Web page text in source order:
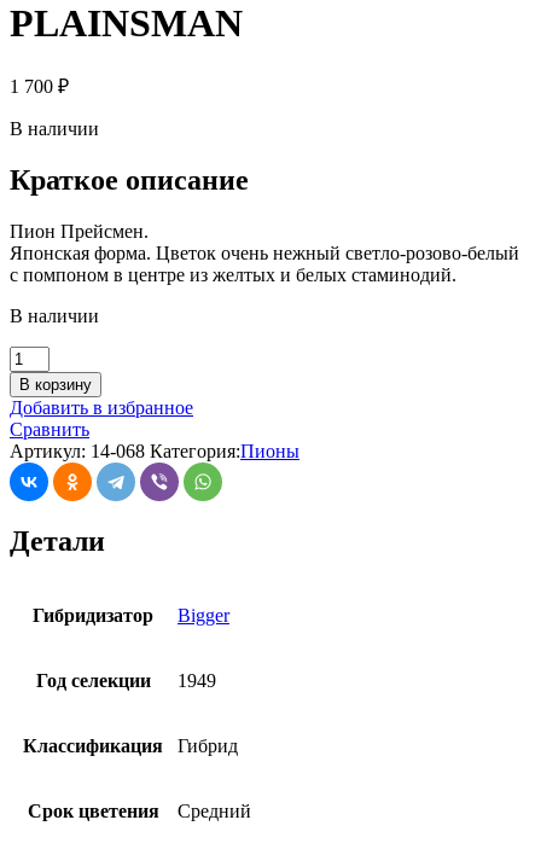
PLAINSMAN
1 700 ₽
В наличии
Краткое описание
Пион Прейсмен.
Японская форма. Цветок очень нежный светло-розово-белый
с помпоном в центре из желтых и белых стаминодий.
В наличии
В корзину
Добавить в избранное
Сравнить
Артикул: 14-068 Категория:Пионы
Детали
Гибридизатор Bigger
Год селекции 1949
Классификация Гибрид
Срок цветения Средний